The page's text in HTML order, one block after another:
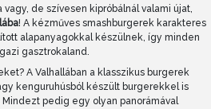
vagy, de szívesen kipróbálnál valami újat,
! A kézműves smashburgerek karakteres
alapanyagokkal készülnek, így minden
gasztrokaland.
A Valhallában a klasszikus burgerek
kenguruhúsból készült burgerekkel is
pedig egy olyan panorámával